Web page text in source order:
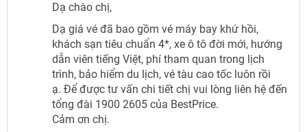
Dạ chào chị,
Dạ giá vé đã bao gồm vé máy bay khứ hồi,
khách sạn tiêu chuẩn 4*, xe ô tô đời mới, hướng
dẫn viên tiếng Việt, phí tham quan trong lịch
trình, bảo hiểm du lịch, vé tàu cao tốc luôn rồi
ạ. Để được tư vấn chi tiết chị vui lòng liên hệ đến
tổng đài 1900 2605 của BestPrice.
Cảm ơn chị.